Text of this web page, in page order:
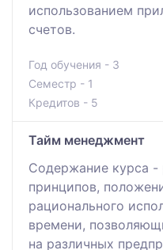
использованием
счетов.
Год обучения - 3
Семестр - 1
Кредитов - 5
Тайм менеджмент
Содержание курса -
принципов,
рационального
времени,
на различных